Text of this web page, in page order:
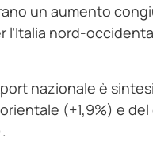
un aumento
l’Italia nord-
nazionale è
(+1,9%) e